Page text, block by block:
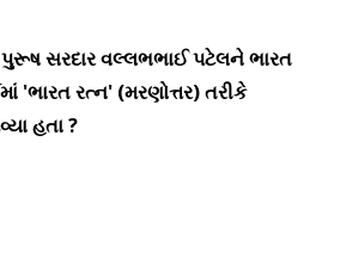
પુરૂષ સરદાર વલ્લભભાઈ પટેલને ભારત
'ભારત રત્ન' (મરણોત્તર) તરીકે
હતા ?